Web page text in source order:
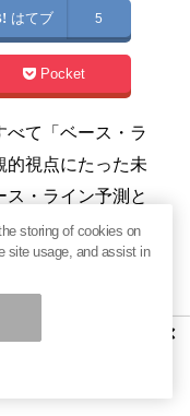
はてブ 5
Pocket
べて「ベース・ラ
的視点にたった未
・ライン予測と
しかし最新のレ
、悲観的視点の未
い結果になった
。（『
×
storing of cookies on
site usage, and assist in